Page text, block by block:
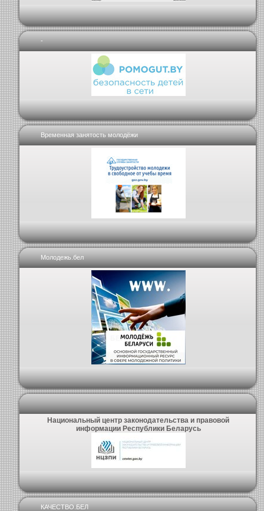
-
Временная занятость молодёжи
Молодежь.бел
Национальный центр законодательства и правовой
информации Республики Беларусь
КАЧЕСТВО.БЕЛ